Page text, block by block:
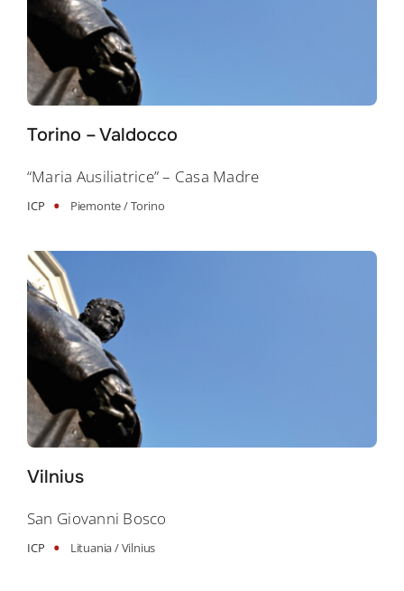
Torino – Valdocco
“Maria Ausiliatrice” – Casa Madre
ICP • Piemonte /Torino
Vilnius
San Giovanni Bosco
ICP • Lituania /Vilnius
for: